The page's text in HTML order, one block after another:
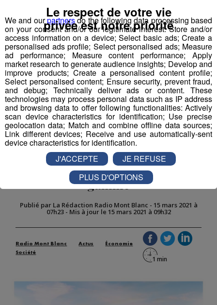
La Roche-sur-Foron : Rochexpo
pousse ses murs pour monter en
gamme
Publié par La Rédaction Radio Mont Blanc - 15 mars 2021 à
07h23- Mis à jour le 15 mars 2021 à 09h32
Radio Mont Blanc Actus
Économie
Société
We and ourpartnersdo the following data processing based
on your consent and/or our legitimate interest: Store and/or
access information on a device; Select basic ads; Create a
personalised ads profile; Select personalised ads; Measure
ad performance; Measure content performance; Apply
market research to generate audience insights; Develop and
improve products; Create a personalised content profile;
Select personalised content; Ensure security, prevent fraud,
and debug; Technically deliver ads or content. These
technologies may process personal data such as IP address
and browsing data to offer following functionalities: Actively
scan device characteristics for identification; Use precise
geolocation data; Match and combine offline data sources;
Link different devices; Receive and use automatically-sent
device characteristics for identification.
Le respect de votre vie
privée est notre priorité
J'ACCEPTE
JE REFUSE
PLUS D'OPTIONS